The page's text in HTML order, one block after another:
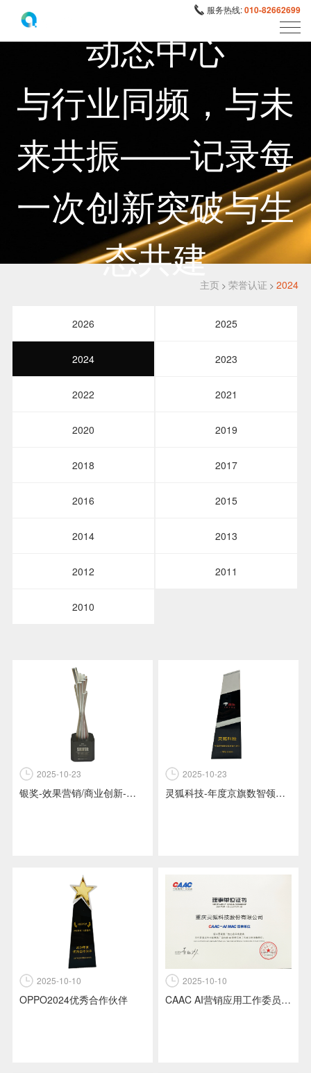
服务热线:010-82662699
动态中心
与行业同频，与未
来共振——记录每
一次创新突破与生
态共建
主页 >荣誉认证 >2024
2026 2025
2024 2023
2022 2021
2020 2019
2018 2017
2016 2015
2014 2013
2012 2011
2010
2025-10-23
银奖-效果营销/商业创新-《安慕希地域美食节》夜经济下最贴近消费者的新场景直播.
2025-10-23
灵狐科技-年度京旗数智领创合作伙伴-京东2024
2025-10-10
OPPO2024优秀合作伙伴
2025-10-10
CAAC AI营销应用工作委员会理事单位